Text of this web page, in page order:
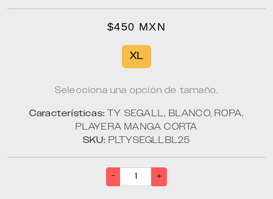
$450 MXN
XL
Selecciona una opción de tamaño.
Características: TY SEGALL, BLANCO, ROPA,
PLAYERA MANGA CORTA
SKU: PLTYSEGLLBL25
- +